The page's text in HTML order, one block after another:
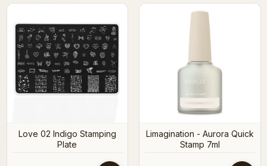
Love 02 Indigo Stamping
Plate
Limagination - Aurora Quick
Stamp 7ml